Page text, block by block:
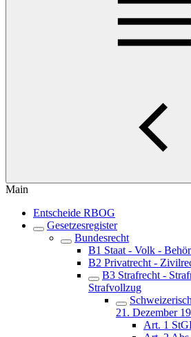
Main
Entscheide RBOG
Gesetzesregister
Bundesrecht
B1 Staat - Volk -
B2 Privatrecht -
B3 Strafrecht -
Strafvollzug
21. Dezember
Art. 1